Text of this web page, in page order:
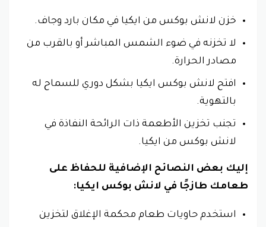
خزن لانش بوكس من ايكيا في مكان بارد وجاف.
لا تخزنه في ضوء الشمس المباشر أو بالقرب من
مصادر الحرارة.
افتح لانش بوكس ايكيا بشكل دوري للسماح له
بالتهوية.
تجنب تخزين الأطعمة ذات الرائحة النفاذة في
لانش بوكس من ايكيا.
إليك بعض النصائح الإضافية للحفاظ على
طعامك طازجًا في لانش بوكس ايكيا:
استخدم حاويات طعام محكمة الإغلاق لتخزين